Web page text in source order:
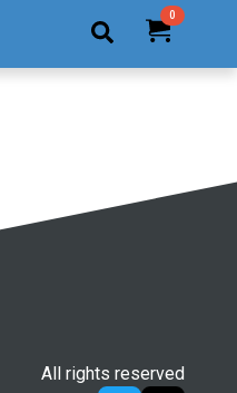
Search
0
All rights reserved